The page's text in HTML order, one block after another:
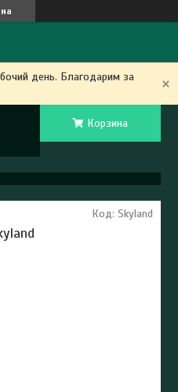
день. Благодарим за
Корзина
Код: Skyland